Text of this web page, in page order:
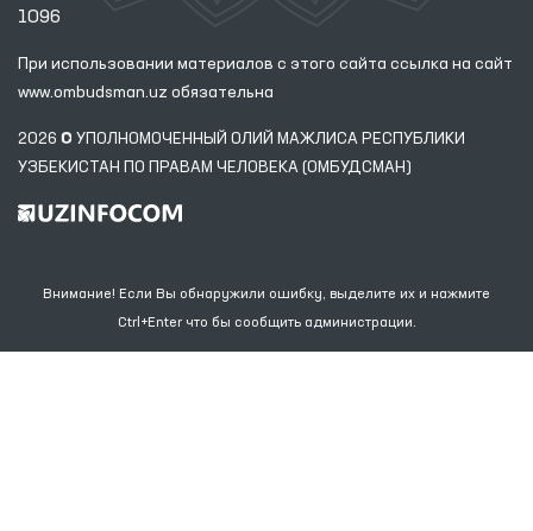
1096
При использовании материалов с этого сайта ссылка на сайт
www.ombudsman.uz обязательна
2026 © УПОЛНОМОЧЕННЫЙ ОЛИЙ МАЖЛИСА РЕСПУБЛИКИ
УЗБЕКИСТАН ПО ПРАВАМ ЧЕЛОВЕКА (ОМБУДСМАН)
Внимание! Если Вы обнаружили ошибку, выделите их и нажмите
Ctrl+Enter что бы сообщить администрации.